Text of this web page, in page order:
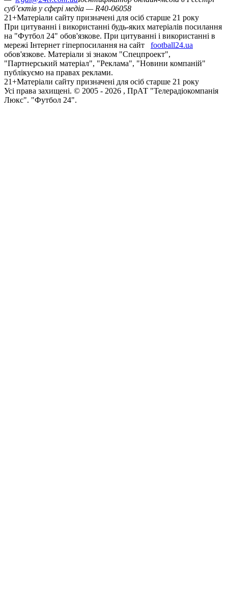
суб’єктів у сфері медіа — R40-06058
21+Матеріали сайту призначені для осіб старше 21 року
При цитуванні і використанні будь-яких матеріалів посилання
на "Футбол 24" обов'язкове. При цитуванні і використанні в
мережі Інтернет гіперпосилання на сайт
football24.ua
обов'язкове. Матеріали зі знаком "Спецпроект",
"Партнерський матеріал", "Реклама", "Новини компаній"
публікуємо на правах реклами.
21+Матеріали сайту призначені для осіб старше 21 року
Усi права захищенi. © 2005 - 2026 , ПрАТ "Телерадіокомпанія
Люкс". "Футбол 24".